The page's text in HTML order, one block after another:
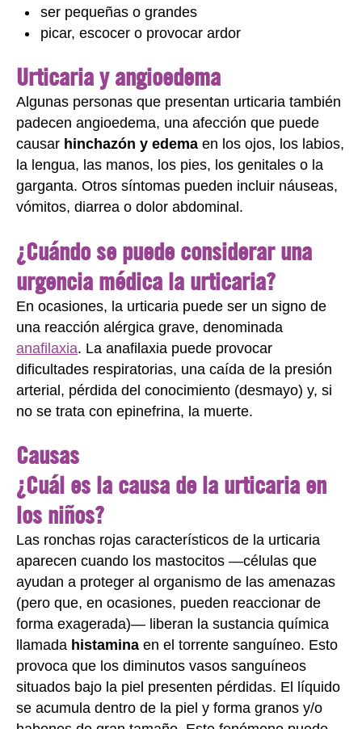
ser pequeñas o grandes
picar, escocer o provocar ardor
Urticaria y angioedema
Algunas personas que presentan urticaria también
padecen angioedema, una afección que puede
causar hinchazón y edema en los ojos, los labios,
la lengua, las manos, los pies, los genitales o la
garganta. Otros síntomas pueden incluir náuseas,
vómitos, diarrea o dolor abdominal.
¿Cuándo se puede considerar una
urgencia médica la urticaria?
En ocasiones, la urticaria puede ser un signo de
una reacción alérgica grave, denominada
anafilaxia. La anafilaxia puede provocar
dificultades respiratorias, una caída de la presión
arterial, pérdida del conocimiento (desmayo) y, si
no se trata con epinefrina, la muerte.
Causas
¿Cuál es la causa de la urticaria en
los niños?
Las ronchas rojas característicos de la urticaria
aparecen cuando los mastocitos —células que
ayudan a proteger al organismo de las amenazas
(pero que, en ocasiones, pueden reaccionar de
forma exagerada)— liberan la sustancia química
llamada histamina en el torrente sanguíneo. Esto
provoca que los diminutos vasos sanguíneos
situados bajo la piel presenten pérdidas. El líquido
se acumula dentro de la piel y forma granos y/o